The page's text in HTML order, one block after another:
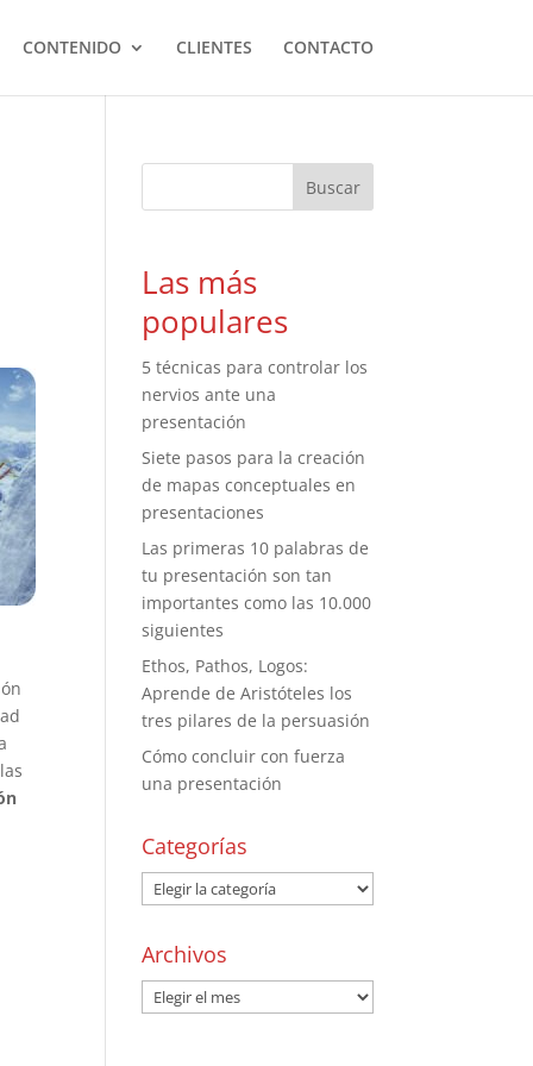
CONTENIDO CLIENTES CONTACTO
Las más
populares
5 técnicas para controlar los
nervios ante una
presentación
Siete pasos para la creación
de mapas conceptuales en
presentaciones
Las primeras 10 palabras de
tu presentación son tan
importantes como las 10.000
siguientes
Ethos, Pathos, Logos:
Aprende de Aristóteles los
tres pilares de la persuasión
Cómo concluir con fuerza
una presentación
Categorías
Archivos